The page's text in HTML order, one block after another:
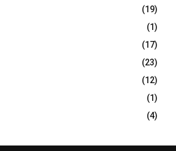
(19)
(1)
(17)
(23)
(12)
(1)
(4)